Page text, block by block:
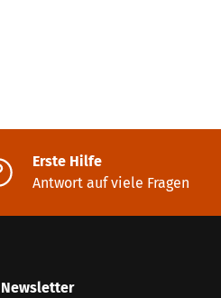
Erste Hilfe
Antwort auf viele Fragen
Newsletter